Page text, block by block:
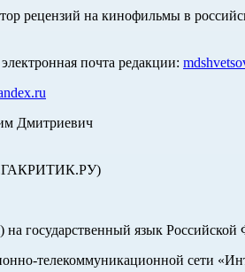
рецензий на кинофильмы в
почта редакции:
Дмитриевич
на государственный язык
телекоммуникационной сети